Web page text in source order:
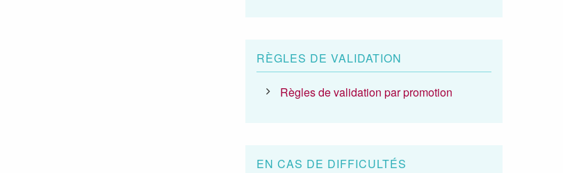
RÈGLES DE VALIDATION
Règles de validation par promotion
EN CAS DE DIFFICULTÉS